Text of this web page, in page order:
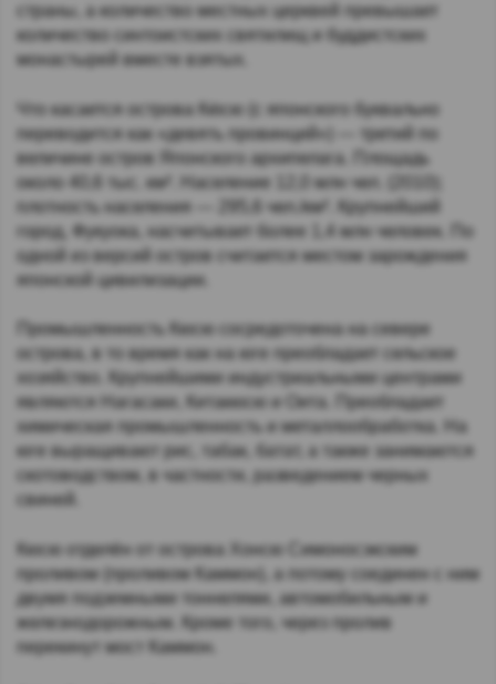
страны, а количество местных церквей превышает
количество синтоистских святилищ и буддистских
монастырей вместе взятых.
Что касается острова Кю́сю (с японского буквально
переводится как «девять провинций») — третий по
величине остров Японского архипелага. Площадь
около 40,6 тыс. км². Население 12,0 млн чел. (2010);
плотность населения — 295,6 чел./км². Крупнейший
город, Фукуока, насчитывает более 1,4 млн человек. По
одной из версий остров считается местом зарождения
японской цивилизации.
Промышленность Кюсю сосредоточена на севере
острова, в то время как на юге преобладает сельское
хозяйство. Крупнейшими индустриальными центрами
являются Нагасаки, Китакюсю и Оита. Преобладает
химическая промышленность и металлообработка. На
юге выращивают рис, табак, батат, а также занимаются
скотоводством, в частности, разведением черных
свиней.
Кюсю отделён от острова Хонсю Симоносэкским
проливом (проливом Каммон), а потому соединен с ним
двумя подземными тоннелями, автомобильным и
железнодорожным. Кроме того, через пролив
перекинут мост Каммон.